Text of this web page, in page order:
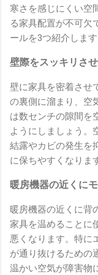
寒さを感じにくい空
る家具配置が不可欠
ールを3つ紹介します
壁際をスッキリさ
壁に家具を密着させ
の裏側に溜まり、空
は数センチの隙間を
ようにしましょう。
結露やカビの発生を
に保ちやすくなりま
暖房機器の近くに
暖房機器の近くに背
家具を温めることに
悪くなります。特に
が通り抜けるための
温かい空気が障害物